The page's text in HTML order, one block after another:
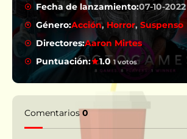
Fecha de lanzamiento:07-10-2022
Género:Acción, Horror,Suspenso
Directores:Aaron Mirtes
Puntuación:
1.0 1 votos
Comentarios 0